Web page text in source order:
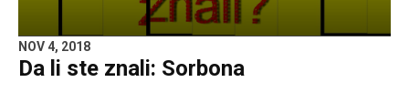
NOV 4, 2018
Da li ste znali: Sorbona